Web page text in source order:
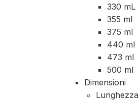
330 mL
355 ml
375 ml
440 ml
473 ml
500 ml
Dimensioni